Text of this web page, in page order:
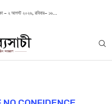
– ২ আগস্ট ২০২৬, রবিবার– ১৬...